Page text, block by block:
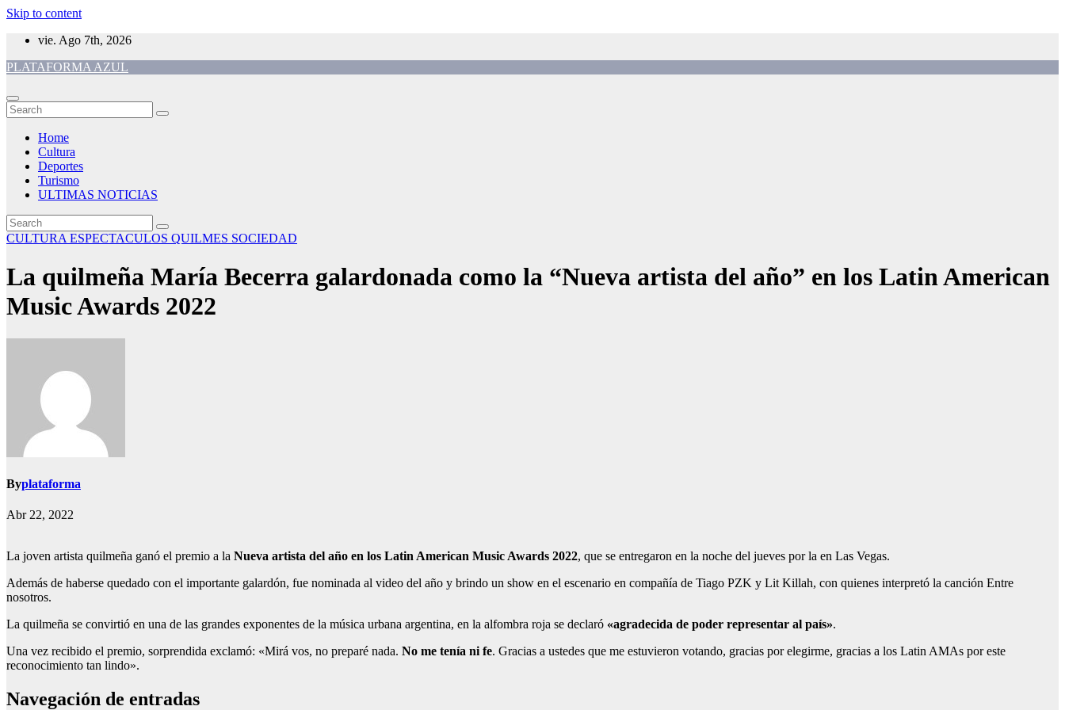
Skip to content
vie. Ago 7th, 2026
PLATAFORMA AZUL
Home
Cultura
Deportes
Turismo
ULTIMAS NOTICIAS
CULTURA ESPECTACULOS QUILMES SOCIEDAD
La quilmeña María Becerra galardonada como la “Nueva artista del año” en los Latin American
Music Awards 2022
Byplataforma
Abr 22, 2022
La joven artista quilmeña ganó el premio a la Nueva artista del año en los Latin American Music Awards 2022, que se entregaron en la noche del jueves por la en Las Vegas.
Además de haberse quedado con el importante galardón, fue nominada al video del año y brindo un show en el escenario en compañía de Tiago PZK y Lit Killah, con quienes interpretó la canción Entre
nosotros.
La quilmeña se convirtió en una de las grandes exponentes de la música urbana argentina, en la alfombra roja se declaró «agradecida de poder representar al país».
Una vez recibido el premio, sorprendida exclamó: «Mirá vos, no preparé nada. No me tenía ni fe. Gracias a ustedes que me estuvieron votando, gracias por elegirme, gracias a los Latin AMAs por este
reconocimiento tan lindo».
Navegación de entradas